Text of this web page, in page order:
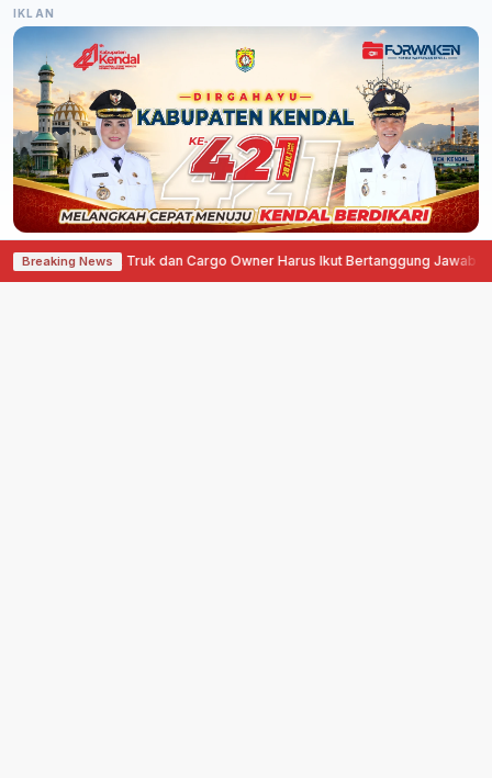
IKLAN
Breaking News
Pemilik Truk dan Cargo Owner Harus Ikut Bertanggung Jawab·TKD